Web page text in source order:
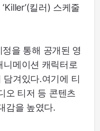
킬러) 스케줄
을 통해 공개된 영
메이션 캐릭터로
겨있다.여기에 티
오 티저 등 콘텐츠
감을 높였다.